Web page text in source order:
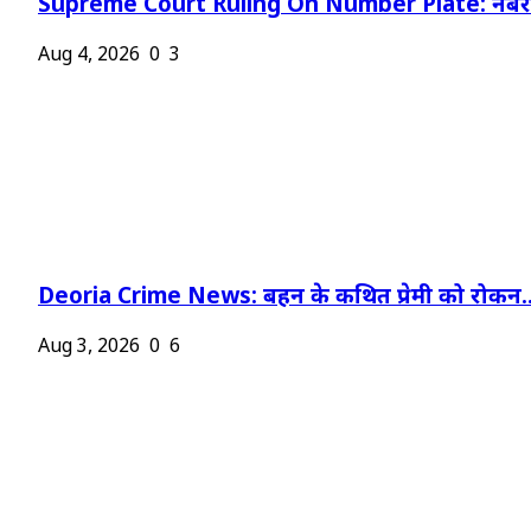
Supreme Court Ruling On Number Plate:
Aug 4, 2026 0 3
Deoria Crime News: बहन के कथित प्रेमी को
Aug 3, 2026 0 6